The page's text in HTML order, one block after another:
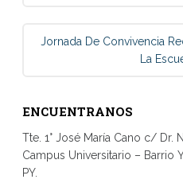
Jornada De Convivencia
La
ENCUENTRANOS
Tte. 1° José María Cano c/ Dr.
Campus Universitario – Barrio
PY.